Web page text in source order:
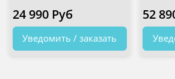
24 990 Руб
Уведомить / заказать
52